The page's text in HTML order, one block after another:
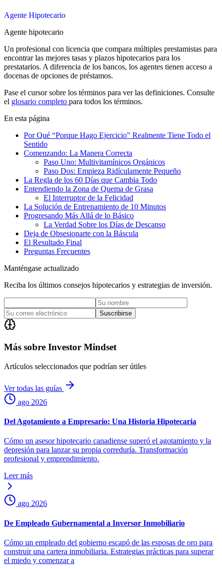
Agente Hipotecario
Agente hipotecario
Un profesional con licencia que compara múltiples prestamistas para
encontrar las mejores tasas y plazos hipotecarios para los
prestatarios. A diferencia de los bancos, los agentes tienen acceso a
docenas de opciones de préstamos.
Pase el cursor sobre los términos para ver las definiciones. Consulte
el glosario completo para todos los términos.
En esta página
Por Qué “Porque Hago Ejercicio” Realmente Tiene Todo el
Sentido
Comenzando: La Manera Correcta
Paso Uno: Multivitamínicos Orgánicos
Paso Dos: Empieza Ridículamente Pequeño
La Regla de los 60 Días que Cambia Todo
Entendiendo la Zona de Quema de Grasa
El Interruptor de la Felicidad
La Solución de Entrenamiento de 10 Minutos
Progresando Más Allá de lo Básico
La Verdad Sobre los Días de Descanso
Deja de Obsesionarte con la Báscula
El Resultado Final
Preguntas Frecuentes
Manténgase actualizado
Reciba los últimos consejos hipotecarios y estrategias de inversión.
Suscribirse
Más sobre Investor Mindset
Artículos seleccionados que podrían ser útiles
Ver todas las guías
ago 2026
Del Agotamiento a Empresario: Una Historia Hipotecaria
Cómo un asesor hipotecario canadiense superó el agotamiento y la
depresión para lanzar su propia correduría. Transformación
profesional y emprendimiento.
Leer más
ago 2026
De Empleado Gubernamental a Inversor Inmobiliario
Cómo un empleado del gobierno escapó de las esposas de oro para
construir una cartera inmobiliaria. Estrategias prácticas para superar
el miedo y comenzar a